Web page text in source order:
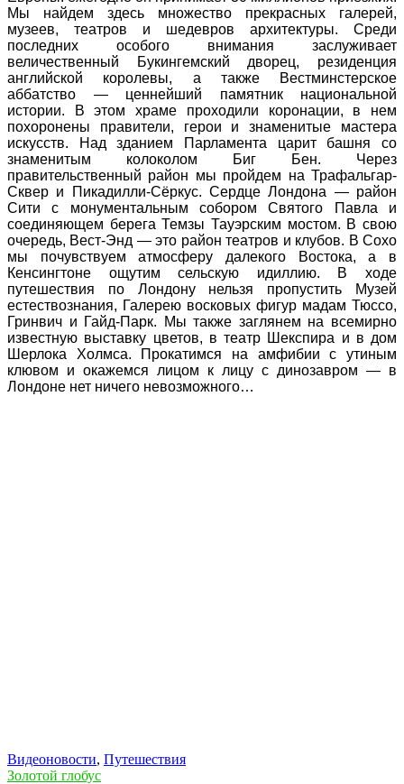
Мы найдем здесь множество прекрасных галерей,
музеев, театров и шедевров архитектуры. Среди
последних особого внимания заслуживает
величественный Букингемский дворец, резиденция
английской королевы, а также Вестминстерское
аббатство — ценнейший памятник национальной
истории. В этом храме проходили коронации, в нем
похоронены правители, герои и знаменитые мастера
искусств. Над зданием Парламента царит башня со
знаменитым колоколом Биг Бен. Через
правительственный район мы пройдем на Трафальгар-
Сквер и Пикадилли-Сёркус. Сердце Лондона — район
Сити с монументальным собором Святого Павла и
соединяющем берега Темзы Тауэрским мостом. В свою
очередь, Вест-Энд — это район театров и клубов. В Сохо
мы почувствуем атмосферу далекого Востока, а в
Кенсингтоне ощутим сельскую идиллию. В ходе
путешествия по Лондону нельзя пропустить Музей
естествознания, Галерею восковых фигур мадам Тюссо,
Гринвич и Гайд-Парк. Мы также заглянем на всемирно
известную выставку цветов, в театр Шекспира и в дом
Шерлока Холмса. Прокатимся на амфибии с утиным
клювом и окажемся лицом к лицу с динозавром — в
Лондоне нет ничего невозможного…
Видеоновости, Путешествия
Золотой глобус